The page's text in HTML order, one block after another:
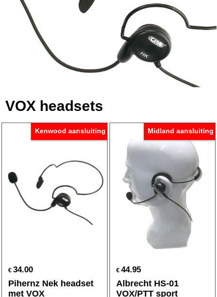
VOX headsets
Kenwood aansluiting
€ 34.00
Pihernz Nek headset
met VOX
Midland aansluiting
€ 44.95
Albrecht HS-01
VOX/PTT sport